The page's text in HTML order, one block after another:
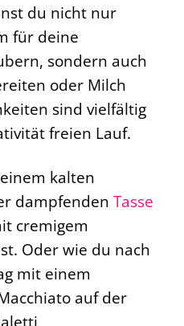
du nicht nur
für deine
sondern auch
oder Milch
sind vielfältig
freien Lauf.
kalten
dampfenden Tasse
cremigem
Oder wie du nach
mit einem
auf der